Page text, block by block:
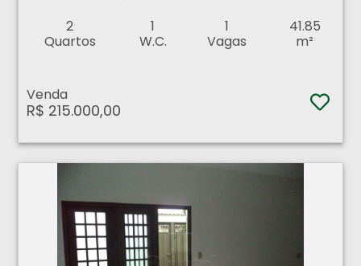
2
Quartos
1
W.C.
1
Vagas
41.85
m²
Venda
R$ 215.000,00